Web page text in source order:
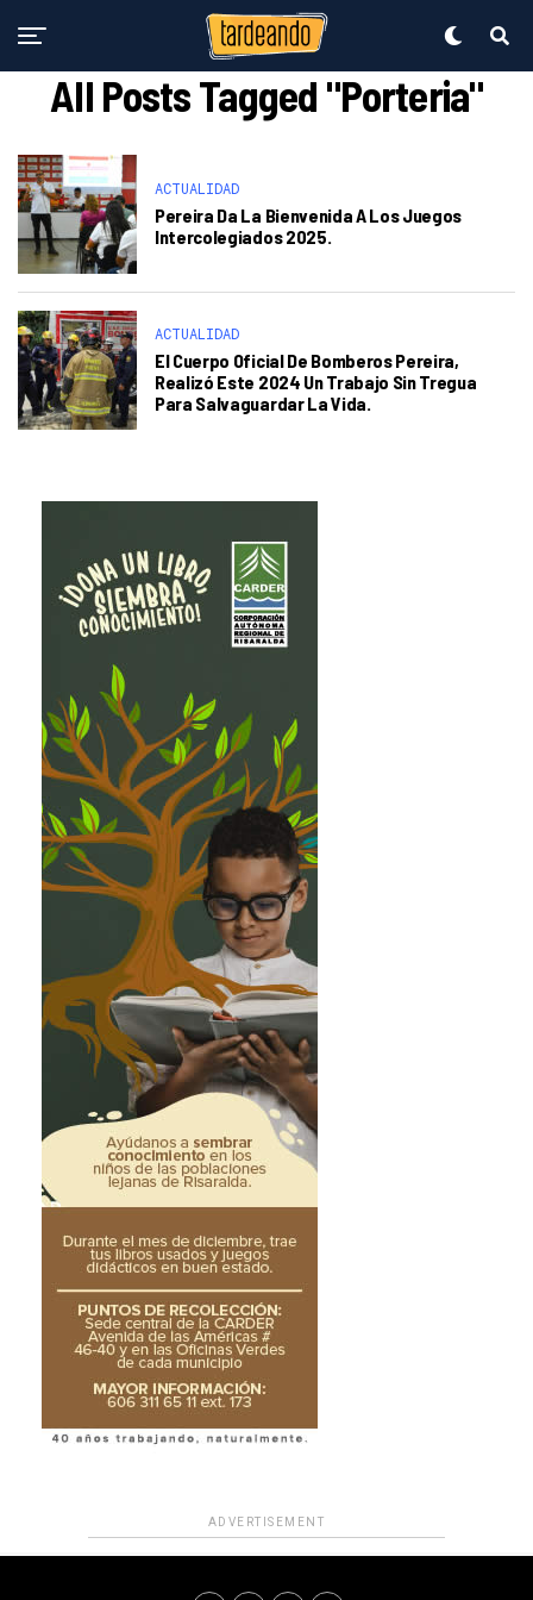
All Posts Tagged "Porteria"
ACTUALIDAD
Pereira Da La Bienvenida A Los Juegos
Intercolegiados 2025.
ACTUALIDAD
El Cuerpo Oficial De Bomberos Pereira,
Realizó Este 2024 Un Trabajo Sin Tregua
Para Salvaguardar La Vida.
ADVERTISEMENT